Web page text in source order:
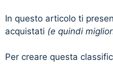
In questo articolo ti
acquistati (e quindi
Per creare questa